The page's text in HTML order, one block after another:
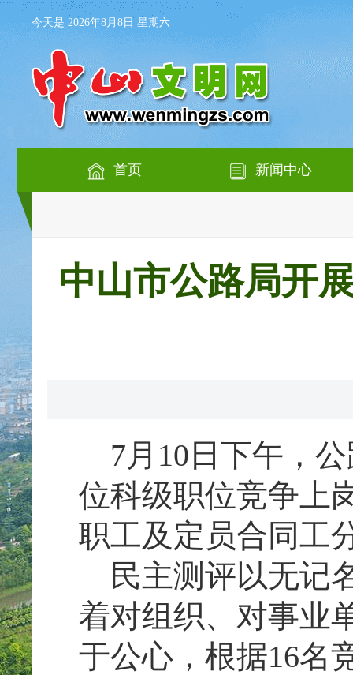
今天是 2026年8月8日 星期六
首页 新闻中心
中山市公路局开
7月10日下午，公
位科级职位竞争上
职工及定员合同工
民主测评以无记
着对组织、对事业
于公心，根据16名